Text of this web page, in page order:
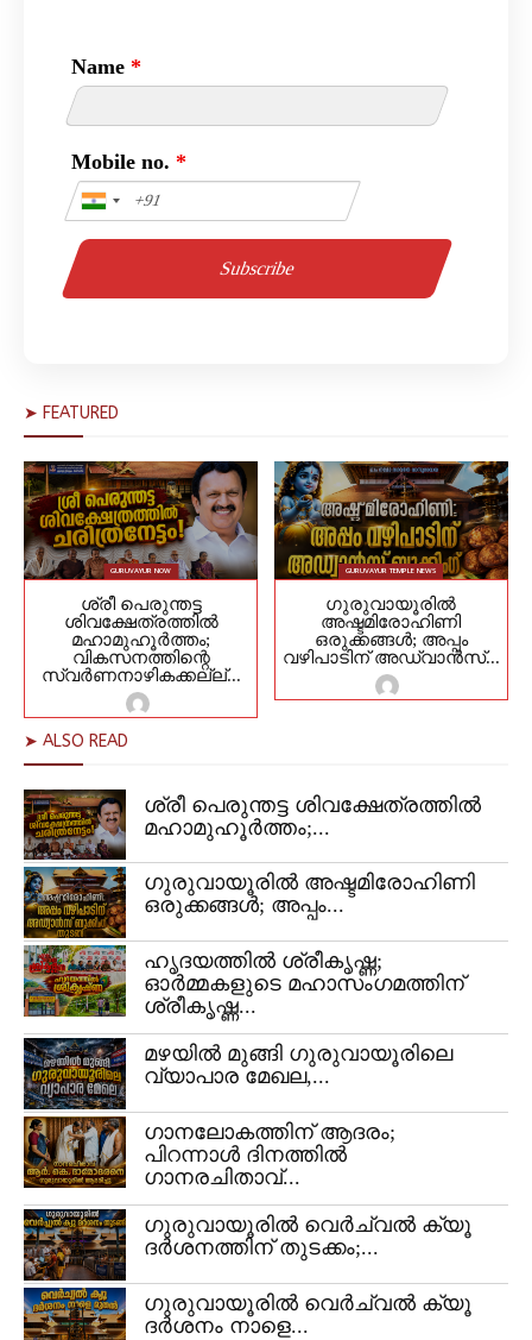
Name *
Mobile no. *
➤ FEATURED
GURUVAYUR NOW
ശ്രീ പെരുന്തട്ട
ശിവക്ഷേത്രത്തിൽ
മഹാമുഹൂർത്തം;
വികസനത്തിന്റെ
സ്വർണനാഴികക്കല്ല്...
GURUVAYUR TEMPLE NEWS
ഗുരുവായൂരിൽ
അഷ്ടമിരോഹിണി
ഒരുക്കങ്ങൾ; അപ്പം
വഴിപാടിന് അഡ്വാൻസ്...
➤ ALSO READ
ശ്രീ പെരുന്തട്ട ശിവക്ഷേത്രത്തിൽ
മഹാമുഹൂർത്തം;...
ഗുരുവായൂരിൽ അഷ്ടമിരോഹിണി
ഒരുക്കങ്ങൾ; അപ്പം...
ഹൃദയത്തിൽ ശ്രീകൃഷ്ണ;
ഓർമ്മകളുടെ മഹാസംഗമത്തിന്
ശ്രീകൃഷ്ണ...
മഴയിൽ മുങ്ങി ഗുരുവായൂരിലെ
വ്യാപാര മേഖല,...
ഗാനലോകത്തിന് ആദരം;
പിറന്നാൾ ദിനത്തിൽ
ഗാനരചിതാവ്...
ഗുരുവായൂരിൽ വെർച്വൽ ക്യൂ
ദർശനത്തിന് തുടക്കം;...
ഗുരുവായൂരിൽ വെർച്വൽ ക്യൂ
ദർശനം നാളെ...